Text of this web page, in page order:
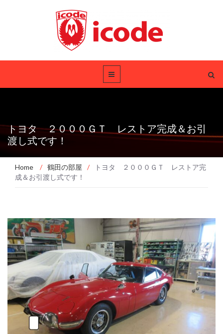
トヨタ ２０００ＧＴ レストア完成＆お引
渡し式です！
Home / 鶴田の部屋 /
トヨタ ２０００ＧＴ レストア完
成＆お引渡し式です！